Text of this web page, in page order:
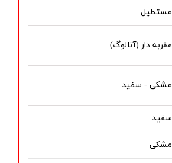
مستطیل
عقربه دار (آنالوگ)
مشکی - سفید
سفید
مشکی